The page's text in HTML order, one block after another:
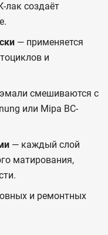
лак создаёт
— применяется
и
смешиваются с
или Mipa BC-
— каждый слой
матирования,
и ремонтных